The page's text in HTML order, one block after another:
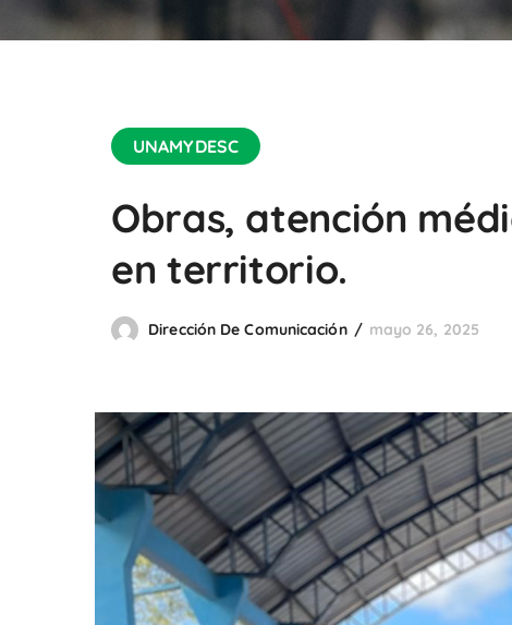
UNAMYDESC
Obras, atención
en territorio.
Dirección De Comunicación mayo 26, 2025